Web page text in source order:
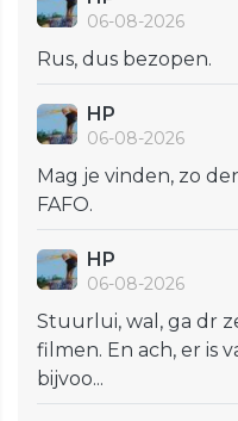
06-08-2026
Rus, dus bezopen.
HP
06-08-2026
Mag je vinden, zo
FAFO.
HP
06-08-2026
Stuurlui, wal, ga dr
filmen. En ach, er is
bijvoo...